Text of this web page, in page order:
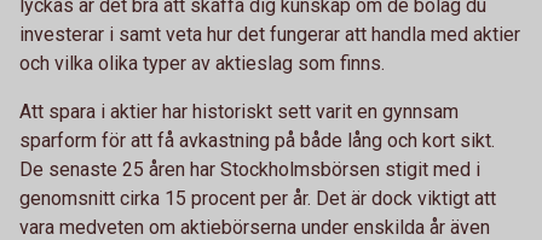
lyckas är det bra att skaffa dig kunskap om de bolag du
investerar i samt veta hur det fungerar att handla med aktier
och vilka olika typer av aktieslag som finns.
Att spara i aktier har historiskt sett varit en gynnsam
sparform för att få avkastning på både lång och kort sikt.
De senaste 25 åren har Stockholmsbörsen stigit med i
genomsnitt cirka 15 procent per år. Det är dock viktigt att
vara medveten om aktiebörserna under enskilda år även